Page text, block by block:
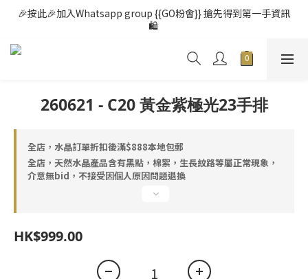
🎉按此🎉加入Whatsapp group {{GO粉會}} 搶先得到第一手資訊
🛍️
260621 - C20 黃金紫極光23手排
全店，水晶訂單折扣後滿$888本地包郵
全店，天然水晶產品含有黑點，棉絮，生長紋路等屬正常現象，
介意無bid，不接受因個人原因問題退換
HK$999.00